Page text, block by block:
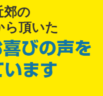
郊の
ら頂いた